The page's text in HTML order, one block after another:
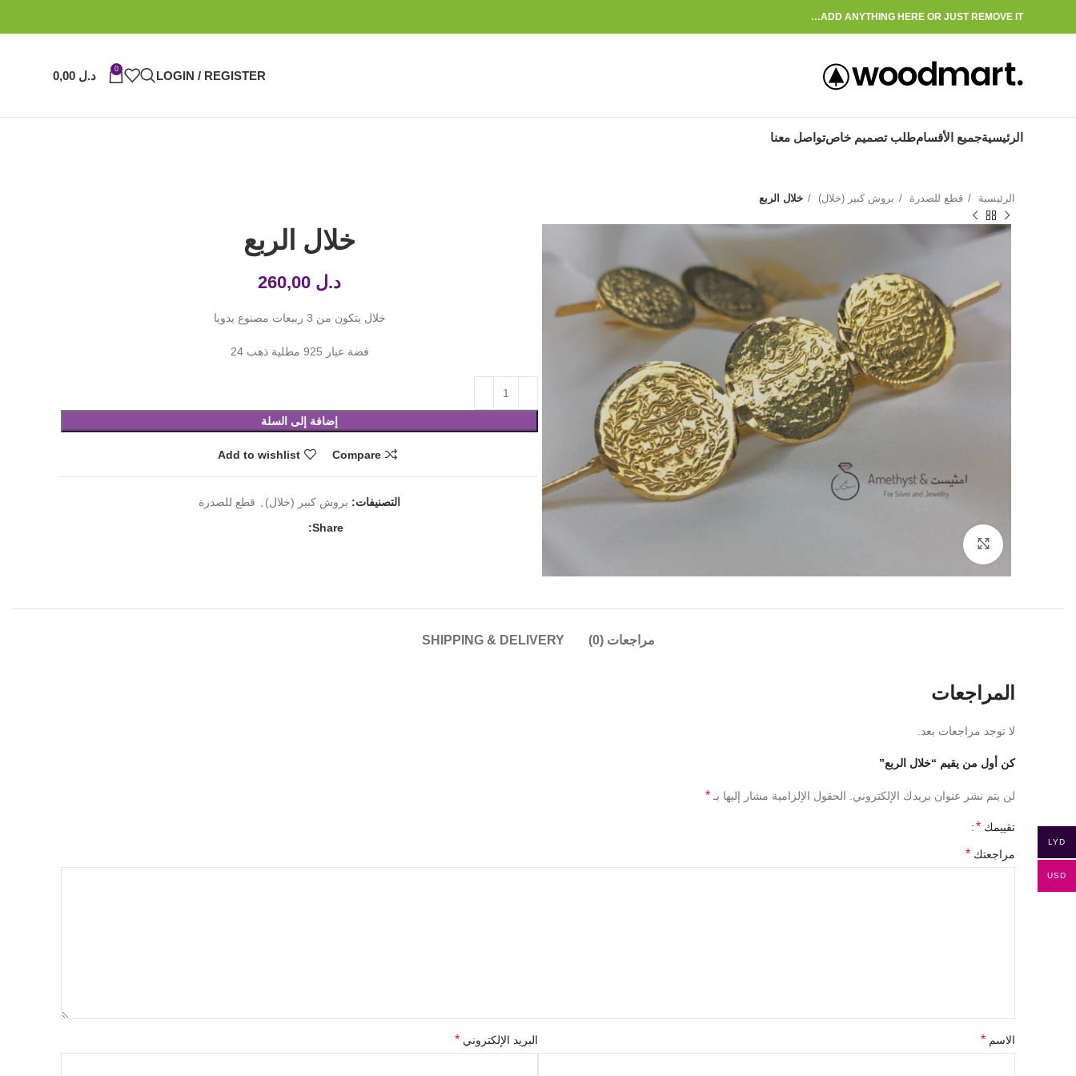
ADD ANYTHING HERE OR JUST REMOVE IT…
LOGIN / REGISTER
0 د.ل
الرئيسيةجميع الأقسامطلب تصميم خاصتواصل معنا
الرئيسية قطع للصدرة بروش كبير (خلال) خلال الربع
خلال الربع
د.ل
خلال يتكون من 3 ربيعات مصنوع يدويا
فضة عيار 925 مطلية ذهب 24
إضافة إلى السلة
Compare
Add to wishlist
التصنيفات: بروش كبير (خلال)
قطع للصدرة
Share:
مراجعات (0) SHIPPING & DELIVERY
المراجعات
لا توجد مراجعات بعد.
كن أول من يقيم “خلال الربع”
لن يتم نشر عنوان بريدك الإلكتروني. الحقول الإلزامية مشار إليها بـ *
تقييمك *
مراجعتك *
الاسم * البريد الإلكتروني *
LYD
USD